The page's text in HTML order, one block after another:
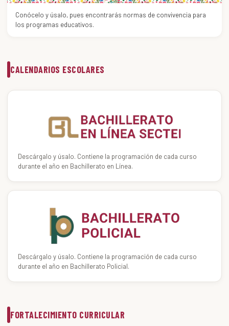
Conócelo y úsalo, pues encontrarás normas de convivencia para
los programas educativos.
CALENDARIOS ESCOLARES
Descárgalo y úsalo. Contiene la programación de cada curso
durante el año en Bachillerato en Línea.
Descárgalo y úsalo. Contiene la programación de cada curso
durante el año en Bachillerato Policial.
FORTALECIMIENTO CURRICULAR